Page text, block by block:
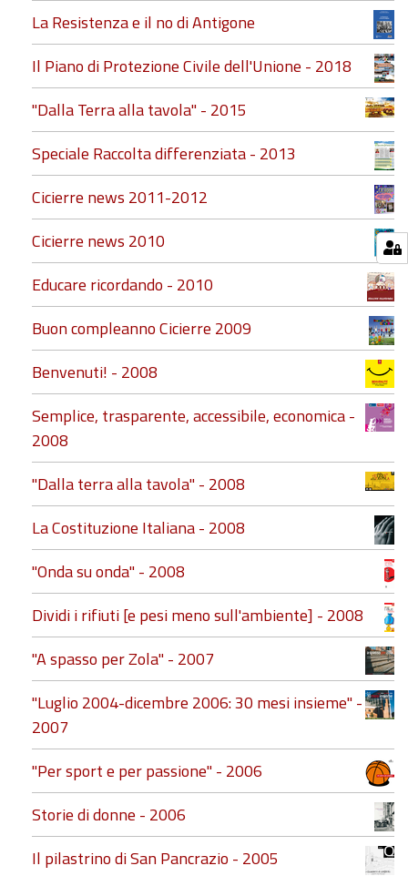
La Resistenza e il no di Antigone
Il Piano di Protezione Civile dell'Unione - 2018
"Dalla Terra alla tavola" - 2015
Speciale Raccolta differenziata - 2013
Cicierre news 2011-2012
Cicierre news 2010
Educare ricordando - 2010
Buon compleanno Cicierre 2009
Benvenuti! - 2008
Semplice, trasparente, accessibile, economica -
2008
"Dalla terra alla tavola" - 2008
La Costituzione Italiana - 2008
"Onda su onda" - 2008
Dividi i rifiuti [e pesi meno sull'ambiente] - 2008
"A spasso per Zola" - 2007
"Luglio 2004-dicembre 2006: 30 mesi insieme" -
2007
"Per sport e per passione" - 2006
Storie di donne - 2006
Il pilastrino di San Pancrazio - 2005